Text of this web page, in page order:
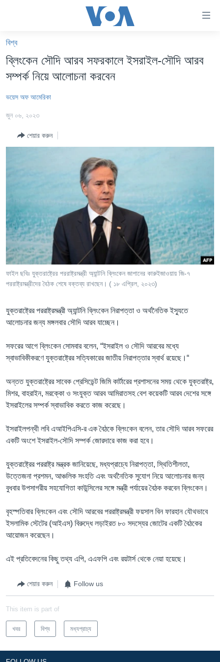
কনটেন্টে
যান।
প্রধান
যান
যান
বাংলাদেশ
বিশ্ব
ভারত
ভিডিও
Learning English
FOLLOW US
অন্য ভাষায় ওয়েব সাইট
বিশ্ব
ব্লিংকেন সৌদি আরব সফরকালে ইসরাইল-সৌদি আরব
সম্পর্ক নিয়ে আলোচনা করবেন
ভয়েস অফ আমেরিকা
জুন ০৬, ২০২৩
শেয়ার করুন
ফাইল ছবিঃ যুক্তরাষ্ট্রের পররাষ্ট্রমন্ত্রী অ্যান্টনি ব্লিংকেন জাপানের কারুইজাওয়ায় জি-৭
পররাষ্ট্রমন্ত্রীদের বৈঠক শেষে বক্তব্য রাখছেন। ( ১৮ এপ্রিল, ২০২৩)
যুক্তরাষ্ট্রের পররাষ্ট্রমন্ত্রী অ্যান্টনি ব্লিংকেন নিরাপত্তা ও অর্থনৈতিক ইস্যুতে
আলোচনার জন্য মঙ্গলবার সৌদি আরব যাচ্ছেন।
সফরের আগে ব্লিংকেন সোমবার বলেন, “ইসরাইল ও সৌদি আরবের মধ্যে
স্বাভাবিকীকরণে যুক্তরাষ্ট্রের সত্যিকারের জাতীয় নিরাপত্তার স্বার্থ রয়েছে।“
অন্তত যুক্তরাষ্ট্রের সাবেক প্রেসিডেন্ট জিমি কার্টারের প্রশাসনের সময় থেকে যুক্তরাষ্ট্র,
মিশর, বাহরাইন, মরক্কো ও সংযুক্ত আরব আমিরাতসহ বেশ কয়েকটি আরব দেশের সঙ্গে
ইসরাইলের সম্পর্ক স্বাভাবিক করতে কাজ করেছে।
ইসরাইলপন্থী লবি এআইপিএসি-র এক বৈঠকে ব্লিংকেন বলেন, তার সৌদি আরব সফরের
একটি অংশে ইসরাইল-সৌদি সম্পর্ক জোরদারে কাজ করা হবে।
যুক্তরাষ্ট্রের পররাষ্ট্র মন্ত্রক জানিয়েছে, মধ্যপ্রাচ্যে নিরাপত্তা, স্থিতিশীলতা,
উত্তেজনা প্রশমন, আঞ্চলিক সংহতি এবং অর্থনৈতিক সুযোগ নিয়ে আলোচনার জন্য
বুধবার উপসাগরীয় সহযোগিতা কাউন্সিলের সঙ্গে মন্ত্রী পর্যায়ের বৈঠক করবেন ব্লিংকেন।
বৃহস্পতিবার ব্লিংকেন এবং সৌদি আরবের পররাষ্ট্রমন্ত্রী ফয়সাল বিন ফারহান যৌথভাবে
ইসলামিক স্টেটের (আইএস) বিরুদ্ধে লড়াইরত ৮০ সদস্যের জোটের একটি বৈঠকের
আয়োজন করেছেন।
এই প্রতিবেদনের কিছু তথ্য এপি, এএফপি এবং রয়টার্স থেকে নেয়া হয়েছে।
শেয়ার করুন Follow us
This item is part of
খবর বিশ্ব মধ্যপ্রাচ্য